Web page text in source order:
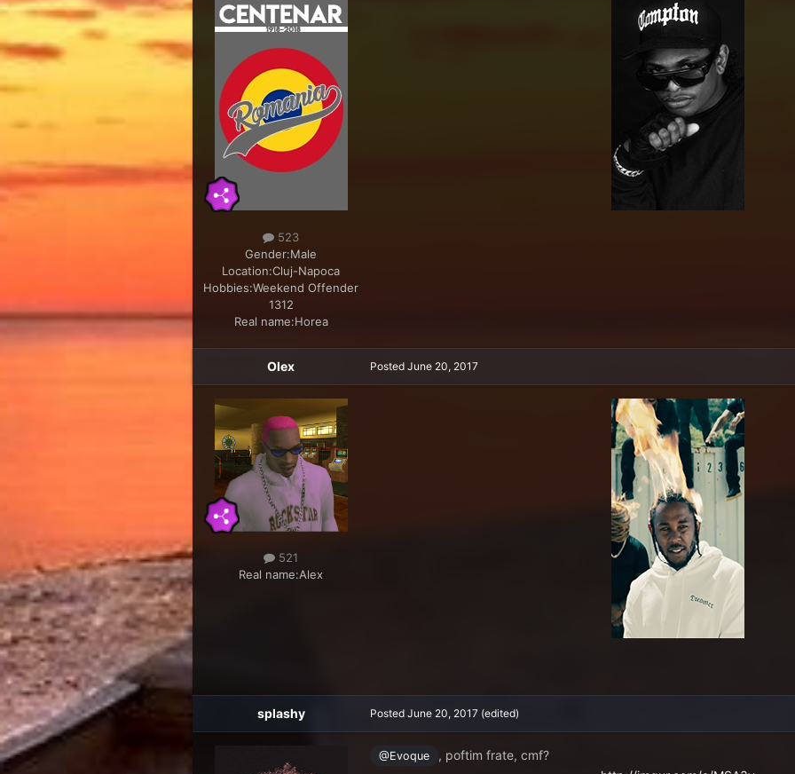
523
Gender:Male
Location:Cluj-Napoca
Hobbies:Weekend Offender
1312
Real name:Horea
Olex
521
Real name:Alex
Posted June 20, 2017
splashy Posted June 20, 2017 (edited)
@Evoque
, poftim frate, cmf?